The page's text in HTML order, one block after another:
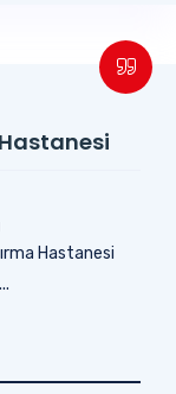
Hastanesi